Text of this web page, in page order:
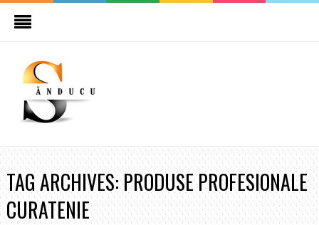
TAG ARCHIVES: PRODUSE PROFESIONALE
CURATENIE